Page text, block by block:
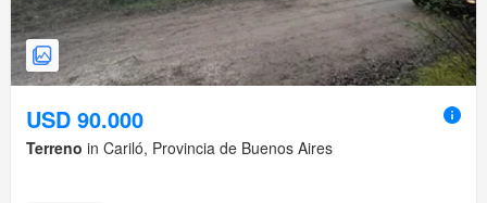
USD 90.000
Terreno in Cariló, Provincia de Buenos Aires